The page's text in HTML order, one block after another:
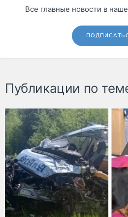
Все главные новости в
Публикации по